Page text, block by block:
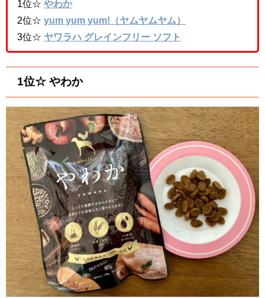
1位☆ やわか
2位☆ yum yum yum!（ヤムヤムヤム）
3位☆ ヤワラハ グレインフリー ソフト
1位☆ やわか